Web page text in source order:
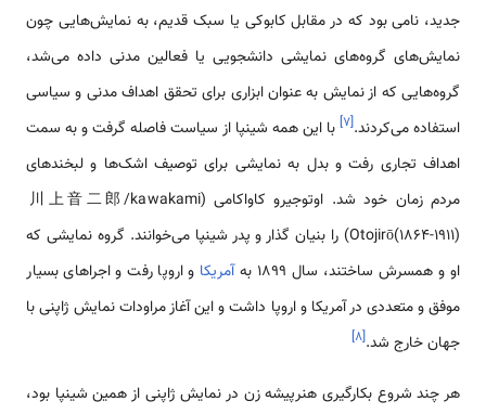
جدید، نامی بود که در مقابل کابوکی یا سبک قدیم، به نمایش‌هایی چون
نمایش‌های گروه‌های نمایشی دانشجویی یا فعالین مدنی داده می‌شد،
گروه‌هایی که از نمایش به عنوان ابزاری برای تحقق اهداف مدنی و سیاسی
استفاده می‌کردند.[۷] با این همه شینپا از سیاست فاصله گرفت و به سمت
اهداف تجاری رفت و بدل به نمایشی برای توصیف اشک‌ها و لبخندهای
مردم زمان خود شد. اوتوجیرو کاواکامی (川上音二郎/kawakami
Otojirō(1864-1911)) را بنیان گذار و پدر شینپا می‌خوانند. گروه نمایشی که
او و همسرش ساختند، سال 1899 به
آمریکا و اروپا رفت و اجراهای بسیار
موفق و متعددی در آمریکا و اروپا داشت و این آغاز مراودات نمایش ژاپنی با
جهان خارج شد.[۸]
هر چند شروع بکارگیری هنرپیشه زن در نمایش ژاپنی از همین شینپا بود،